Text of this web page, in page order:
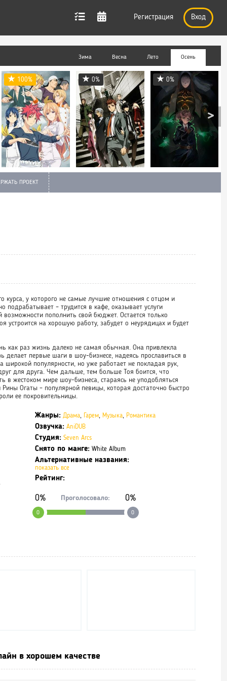
Регистрация Вход
Зима Весна Лето Осень
100% 0% 0%
ПРОЕКТ
курса, у которого не самые лучшие отношения с отцом и
подрабатывает – трудится в кафе, оказывает услуги
пополнить свой бюджет. Остается только
устроится на хорошую работу, забудет о неурядицах и будет
как раз жизнь далеко не самая обычная. Она привлекла
делает первые шаги в шоу-бизнесе, надеясь прославиться в
широкой популярности, но уже работает не покладая рук,
для друга. Чем дальше, тем больше Тоя боится, что
жестоком мире шоу-бизнеса, стараясь не уподобляться
Огаты – популярной певицы, которая достаточно быстро
ее покровительницы.
Жанры: Драма, Гарем, Музыка, Романтика
Озвучка: AniDUB
Студия: Seven Arcs
Снято по манге: White Album
Альтернативные названия:
показать все
Рейтинг:
0
0% Проголосовало:
0
0%
в хорошем качестве